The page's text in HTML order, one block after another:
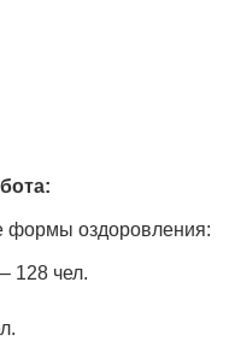
формы оздоровления:
128 чел.